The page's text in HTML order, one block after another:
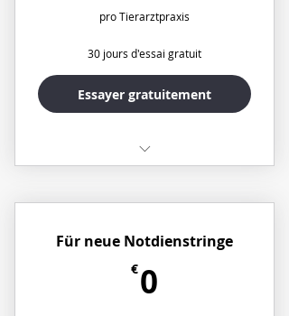
pro Tierarztpraxis
30 jours d'essai gratuit
Essayer gratuitement
✅ Kostenfreie Weiterleitung an
✅ Bis zu 50 Praxen als Nutzer zur
Für neue Notdienstringe
€0